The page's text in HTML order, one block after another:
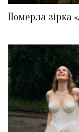
Померла зірка